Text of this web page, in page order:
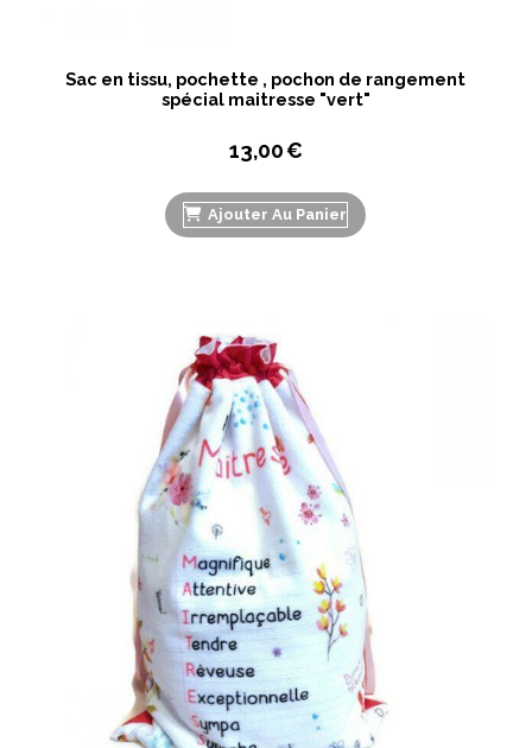
Sac en tissu, pochette , pochon de rangement
spécial maitresse "vert"
13,00€
Ajouter Au Panier